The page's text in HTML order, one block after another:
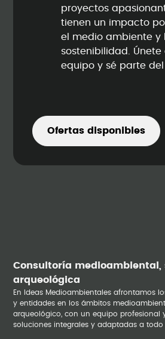
proyectos
tienen un impacto
el medio ambiente y
sostenibilidad. Únete
equipo y sé parte
Ofertas disponibles
Consultoría medioambiental,
arqueológica
En Ideas Medioambientales afrontamos
y entidades en los ámbitos
arqueológico, con un equipo profesional
soluciones integrales y adaptadas a todo